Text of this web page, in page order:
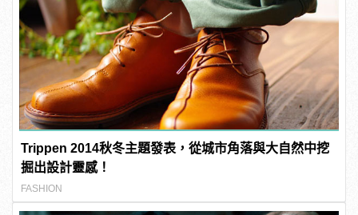
Trippen 2014秋冬主題發表，從城市角落與大自然中挖
掘出設計靈感！
FASHION